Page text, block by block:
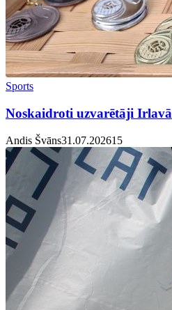
Sports
Noskaidroti uzvarētāji Irlavā
Andis Švāns31.07.20261 5